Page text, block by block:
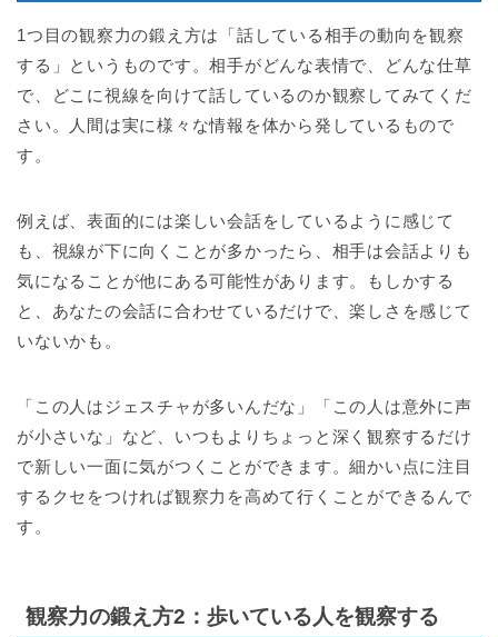
1つ目の観察力の鍛え方は「話している相手の動向を観察
する」というものです。相手がどんな表情で、どんな仕草
で、どこに視線を向けて話しているのか観察してみてくだ
さい。人間は実に様々な情報を体から発しているもので
す。
例えば、表面的には楽しい会話をしているように感じて
も、視線が下に向くことが多かったら、相手は会話よりも
気になることが他にある可能性があります。もしかする
と、あなたの会話に合わせているだけで、楽しさを感じて
いないかも。
「この人はジェスチャが多いんだな」「この人は意外に声
が小さいな」など、いつもよりちょっと深く観察するだけ
で新しい一面に気がつくことができます。細かい点に注目
するクセをつければ観察力を高めて行くことができるんで
す。
観察力の鍛え方2：歩いている人を観察する